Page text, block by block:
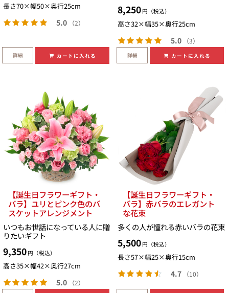
長さ70×幅50×奥行25cm
5.0 （2）
詳細 カートに入れる
8,250 円（税込）
高さ32×幅35×奥行25cm
5.0 （3）
詳細 カートに入れる
【誕生日フラワーギフト・
バラ】ユリとピンク色のバ
スケットアレンジメント
いつもお世話になっている人に贈
りたいギフト
9,350 円（税込）
高さ35×幅42×奥行27cm
5.0 （2）
【誕生日フラワーギフト・
バラ】赤バラのエレガント
な花束
多くの人が憧れる赤いバラの花束
5,500 円（税込）
長さ57×幅25×奥行15cm
4.7 （10）